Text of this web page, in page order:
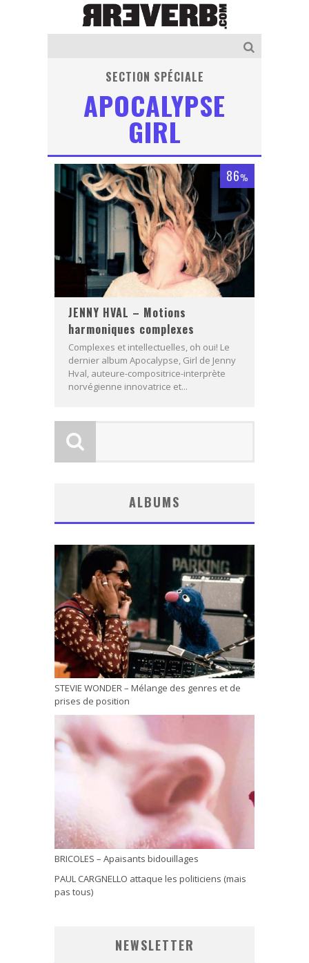
SECTION SPÉCIALE
APOCALYPSE
GIRL
86%
JENNY HVAL – Motions
harmoniques complexes
Complexes et intellectuelles, oh oui! Le
dernier album Apocalypse, Girl de Jenny
Hval, auteure-compositrice-interprète
norvégienne innovatrice et...
ALBUMS
STEVIE WONDER – Mélange des genres et de
prises de position
BRICOLES – Apaisants bidouillages
PAUL CARGNELLO attaque les politiciens (mais
pas tous)
NEWSLETTER